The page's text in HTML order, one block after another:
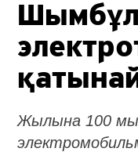
Жылына 100